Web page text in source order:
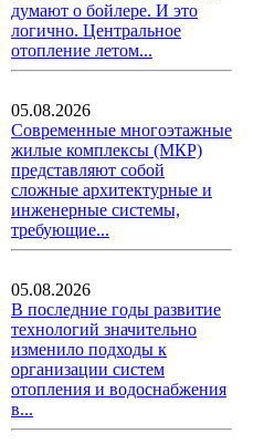
думают о бойлере. И это
логично. Центральное
отопление летом...
05.08.2026
Современные многоэтажные
жилые комплексы (МКР)
представляют собой
сложные архитектурные и
инженерные системы,
требующие...
05.08.2026
В последние годы развитие
технологий значительно
изменило подходы к
организации систем
отопления и водоснабжения
в...